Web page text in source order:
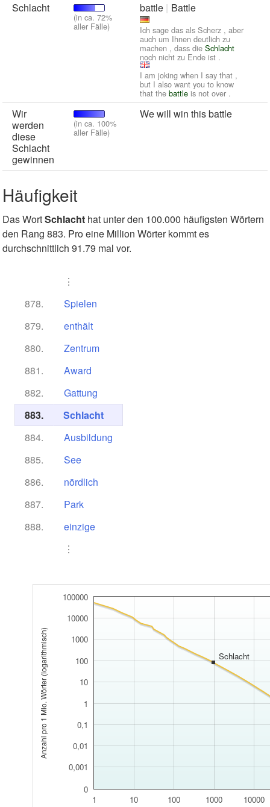
Schlacht
(in ca. 72%
aller Fälle)
battle Battle
Ich sage das als Scherz , aber
auch um Ihnen deutlich zu
machen , dass die Schlacht
noch nicht zu Ende ist .
I am joking when I say that ,
but I also want you to know
that the battle is not over .
Wir
werden
diese
Schlacht
gewinnen
(in ca. 100%
aller Fälle)
We will win this battle
Häufigkeit
Das WortSchlacht hat unter den 100.000 häufigsten Wörtern
den Rang 883. Pro eine Million Wörter kommt es
durchschnittlich 91.79 mal vor.
⋮
878.
Spielen
879.
enthält
880.
Zentrum
881.
Award
882.
Gattung
883.
Schlacht
884.
Ausbildung
885.
See
886.
nördlich
887.
Park
888.
einzige
⋮
1 10 100 1000 10000
0
1
10
100
1000
10000
100000
0,001
0,01
0,1
Schlacht
Anzahl pro 1 Mio. Wörter (logarithmisch)